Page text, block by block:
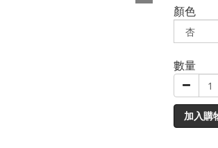
顏色
數量
加入購